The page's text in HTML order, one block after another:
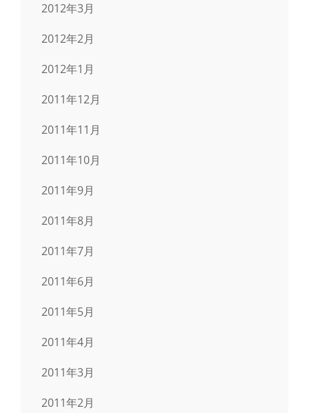
2012年3月
2012年2月
2012年1月
2011年12月
2011年11月
2011年10月
2011年9月
2011年8月
2011年7月
2011年6月
2011年5月
2011年4月
2011年3月
2011年2月